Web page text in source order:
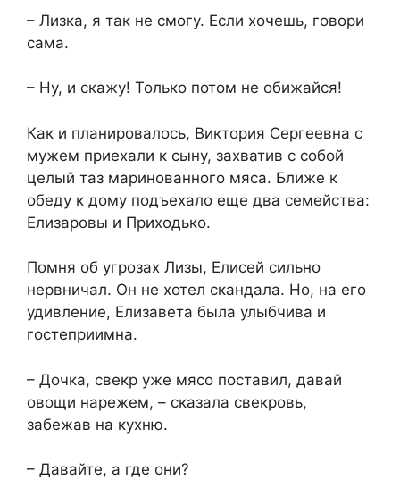
– Лизка, я так не смогу. Если хочешь, говори
сама.
– Ну, и скажу! Только потом не обижайся!
Как и планировалось, Виктория Сергеевна с
мужем приехали к сыну, захватив с собой
целый таз маринованного мяса. Ближе к
обеду к дому подъехало еще два семейства:
Елизаровы и Приходько.
Помня об угрозах Лизы, Елисей сильно
нервничал. Он не хотел скандала. Но, на его
удивление, Елизавета была улыбчива и
гостеприимна.
– Дочка, свекр уже мясо поставил, давай
овощи нарежем, – сказала свекровь,
забежав на кухню.
– Давайте, а где они?